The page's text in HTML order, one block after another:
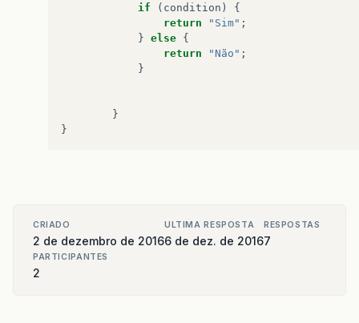
if
( condition )
{
return
"Sim" ;
} else {
return
"Não" ;
}
}
}
CRIADO
2 de dezembro de 2016
ULTIMA RESPOSTA
6 de dez. de 2016
RESPOSTAS
7
PARTICIPANTES
2